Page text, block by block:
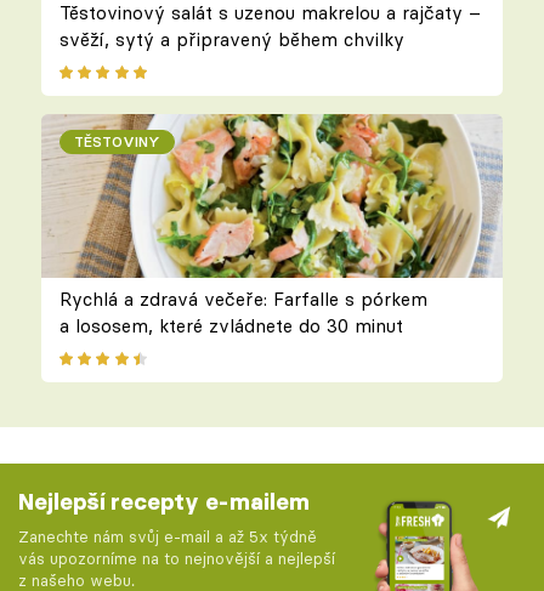
Těstovinový salát s uzenou makrelou a rajčaty –
svěží, sytý a připravený během chvilky
TĚSTOVINY
Rychlá a zdravá večeře: Farfalle s pórkem
a lososem, které zvládnete do 30 minut
Nejlepší recepty e-mailem
Zanechte nám svůj e-mail a až 5x týdně
vás upozorníme na to nejnovější a nejlepší
z našeho webu.